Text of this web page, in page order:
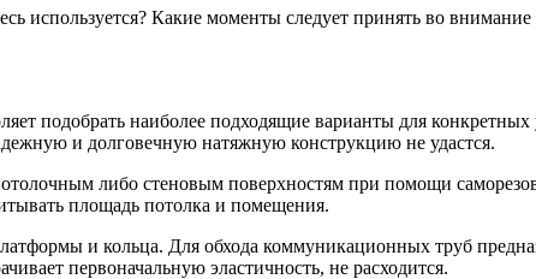
используется? Какие моменты следует принять во
подобрать наиболее подходящие варианты для
и долговечную натяжную конструкцию не удастся.
либо стеновым поверхностям при помощи
площадь потолка и помещения.
и кольца. Для обхода коммуникационных труб
первоначальную эластичность, не расходится.